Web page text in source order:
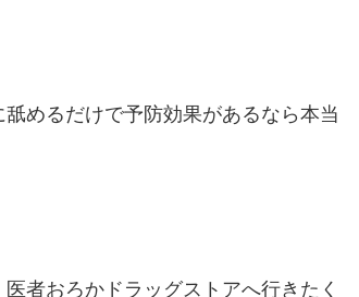
めるだけで予防効果があるなら本当
者おろかドラッグストアへ行きたく